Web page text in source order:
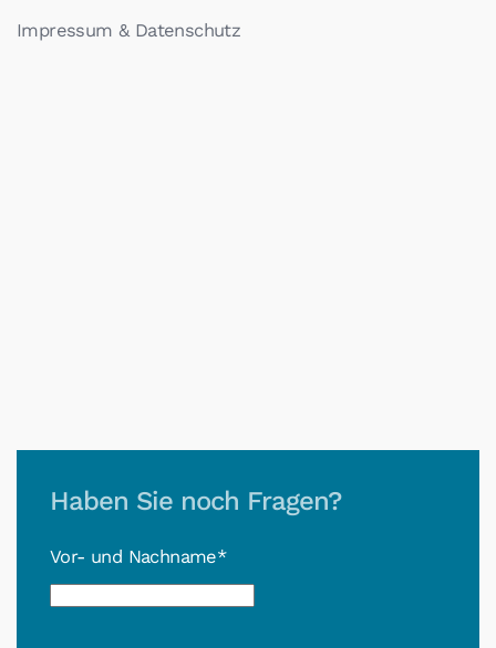
Impressum & Datenschutz
Haben Sie noch Fragen?
Vor- und Nachname*